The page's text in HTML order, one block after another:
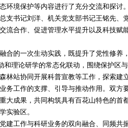
环境保护等内容进行了充分交流和探讨
支书记刘洋、机关党支部书记王铭先、
流合作、促进管理水平提升以及科技赋
的一次生动实践，既提升了党性修养
和理论研学的常态化联动，围绕保护区
林站协同开展科普宣教等工作，探索建
工作的支撑、引导与推动作用。双方
成果，共同构筑具有百花山特色的首
验区。
工作与科研业务的双向融合、同频共